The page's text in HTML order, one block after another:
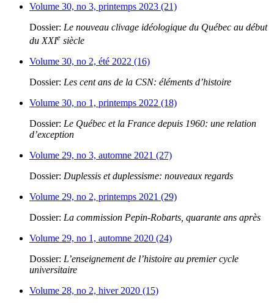
Volume 30, no 3, printemps 2023 (21)
Dossier: Le nouveau clivage idéologique du Québec au début
du XXIe siècle
Volume 30, no 2, été 2022 (16)
Dossier: Les cent ans de la CSN: éléments d’histoire
Volume 30, no 1, printemps 2022 (18)
Dossier: Le Québec et la France depuis 1960: une relation
d’exception
Volume 29, no 3, automne 2021 (27)
Dossier: Duplessis et duplessisme: nouveaux regards
Volume 29, no 2, printemps 2021 (29)
Dossier: La commission Pepin-Robarts, quarante ans après
Volume 29, no 1, automne 2020 (24)
Dossier: L’enseignement de l’histoire au premier cycle
universitaire
Volume 28, no 2, hiver 2020 (15)